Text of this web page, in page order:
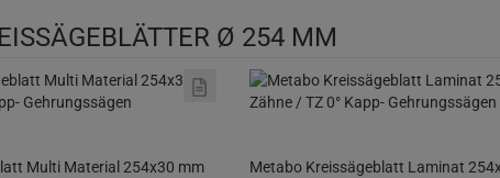
Ø 254 MM
Multi Material 254x30 mm
Metabo Kreissägeblatt Laminat